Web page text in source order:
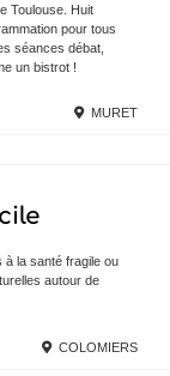
Toulouse. Huit
pour tous
séances débat,
un bistrot !
MURET
à la santé fragile ou
autour de
COLOMIERS